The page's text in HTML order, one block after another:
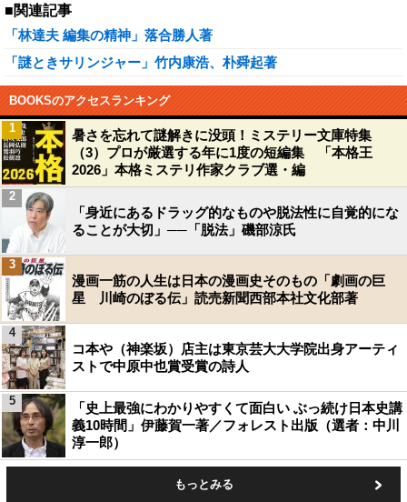
■関連記事
「林達夫 編集の精神」落合勝人著
「謎ときサリンジャー」竹内康浩、朴舜起著
BOOKSのアクセスランキング
暑さを忘れて謎解きに没頭！ミステリー文庫特集
（3）プロが厳選する年に1度の短編集 「本格王
2026」本格ミステリ作家クラブ選・編
1
「身近にあるドラッグ的なものや脱法性に自覚的にな
ることが大切」──「脱法」磯部涼氏
2
漫画一筋の人生は日本の漫画史そのもの「劇画の巨
星 川崎のぼる伝」読売新聞西部本社文化部著
3
コ本や（神楽坂）店主は東京芸大大学院出身アーティ
ストで中原中也賞受賞の詩人
4
「史上最強にわかりやすくて面白い ぶっ続け日本史講
義10時間」伊藤賀一著／フォレスト出版（選者：中川
淳一郎）
5
もっとみる